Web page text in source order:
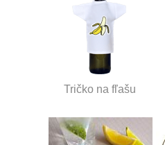
Tričko na fľašu